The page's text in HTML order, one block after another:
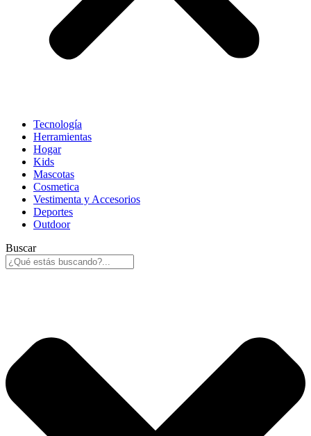
Tecnología
Herramientas
Hogar
Kids
Mascotas
Cosmetica
Vestimenta y Accesorios
Deportes
Outdoor
Buscar